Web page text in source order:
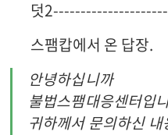
덧
스팸캅에서 온 답장.
안녕하십니까
불법스팸대응센터입
귀하께서 문의하신